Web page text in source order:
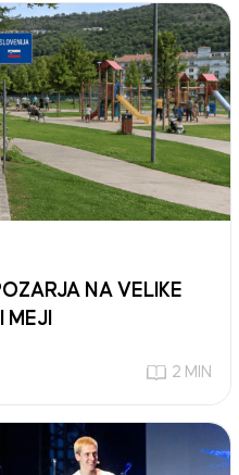
NA VELIKE
MEJI
2 MIN